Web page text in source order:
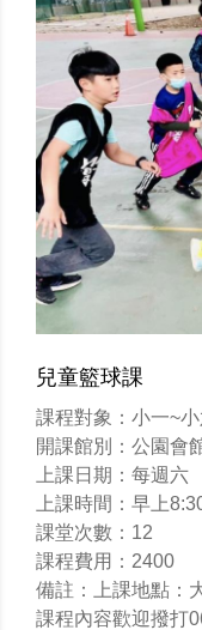
兒童籃球課
課程對象：小一~
開課館別：公園會
上課日期：每週六
上課時間：早上
課堂次數：12
課程費用：2400
備註：上課地點：
課程內容歡迎撥打